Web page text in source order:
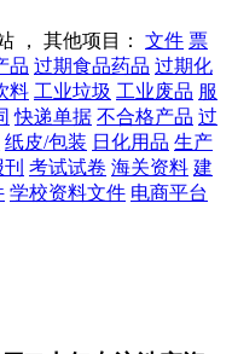
， 其他项目： 文件 票
品 过期食品药品 过期化
料 工业垃圾 工业废品 服
快递单据 不合格产品 过
纸皮/包装 日化用品 生产
考试试卷 海关资料 建
学校资料文件 电商平台